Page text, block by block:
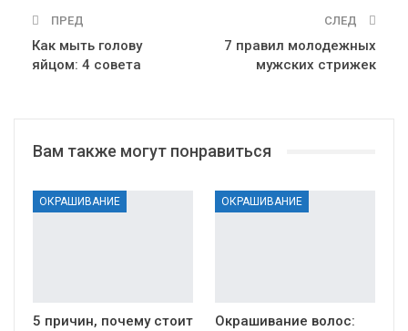
ПРЕД
Как мыть голову
яйцом: 4 совета
СЛЕД
7 правил молодежных
мужских стрижек
Вам также могут понравиться
ОКРАШИВАНИЕ
5 причин, почему стоит
ОКРАШИВАНИЕ
Окрашивание волос: